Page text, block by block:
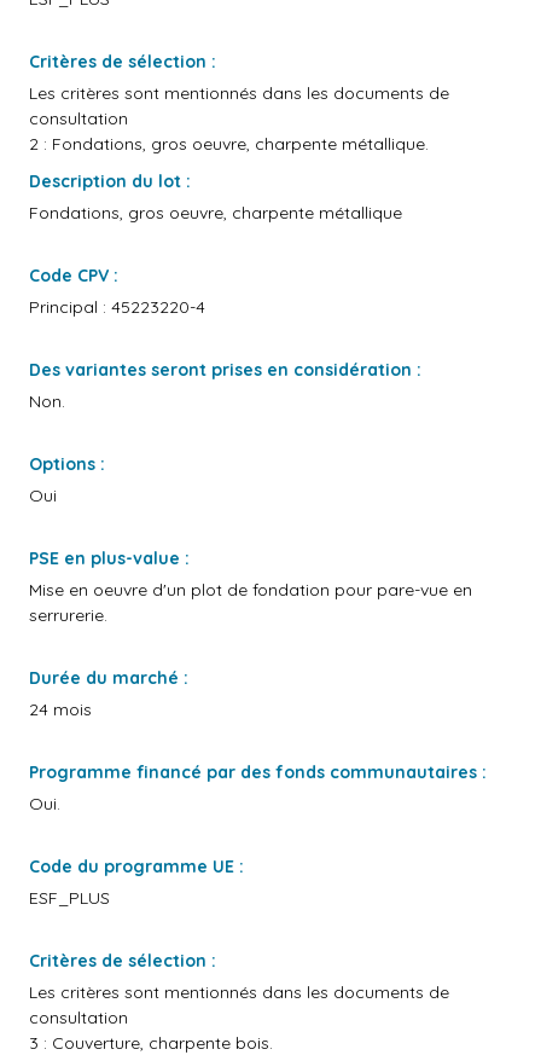
Critères de sélection :
Les critères sont mentionnés dans les documents de
consultation
2 : Fondations, gros oeuvre, charpente métallique.
Description du lot :
Fondations, gros oeuvre, charpente métallique
Code CPV :
Principal : 45223220-4
Des variantes seront prises en considération :
Non.
Options :
Oui
PSE en plus-value :
Mise en oeuvre d'un plot de fondation pour pare-vue en
serrurerie.
Durée du marché :
24 mois
Programme financé par des fonds communautaires :
Oui.
Code du programme UE :
ESF_PLUS
Critères de sélection :
Les critères sont mentionnés dans les documents de
consultation
3 : Couverture, charpente bois.